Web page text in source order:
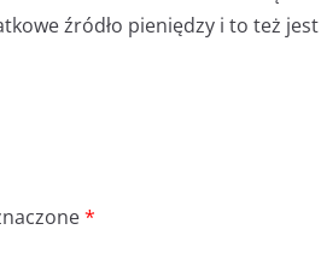
źródło pieniędzy i to też jest
*